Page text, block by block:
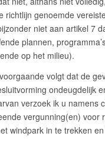
richtlijn genoemde
niet aan artikel 7
plannen,
op het milieu).
volgt dat de
ondeugdelijk
verzoek ik u namens
vergunning(en) voor
windpark in te trekken